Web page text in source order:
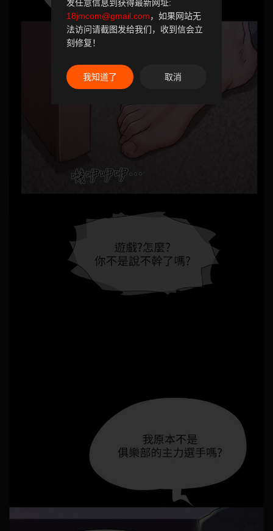
发任意信息到获得最新网址:
18jmcom@gmail.com，如果网站无
法访问请截图发给我们，收到信会立
刻修复！
我知道了 取消